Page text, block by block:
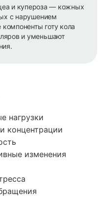
и купероза — кожных
с нарушением
готу кола
и уменьшают
нагрузки
концентрации
изменения